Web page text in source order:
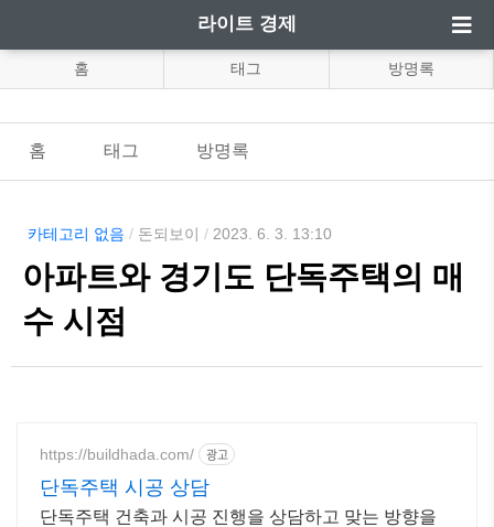
라이트 경제
홈 태그 방명록
홈 태그 방명록
카테고리 없음 / 돈되보이 / 2023. 6. 3. 13:10
아파트와 경기도 단독주택의 매
수 시점
https://buildhada.com/ 광고
단독주택 시공 상담
단독주택 건축과 시공 진행을 상담하고 맞는 방향을